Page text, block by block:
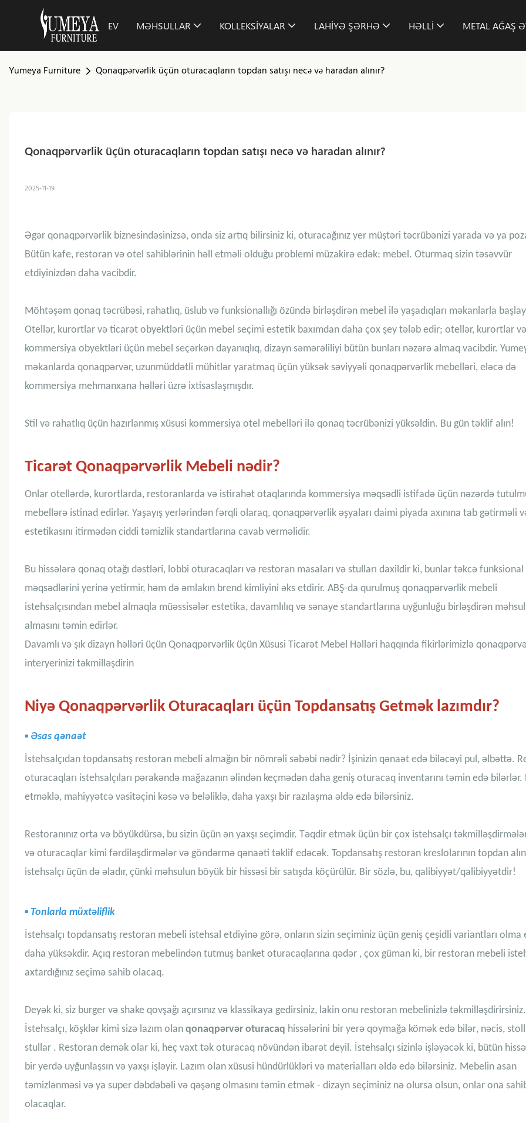
EV MƏHSULLAR KOLLEKSIYALAR LAHIYƏ ŞƏRHƏ HƏLLI METAL AĞAŞ
Yumeya Furniture Qonaqpərvərlik üçün oturacaqların topdan satışı necə və haradan alınır?
Qonaqpərvərlik üçün oturacaqların topdan satışı necə və haradan alınır?
2025-11-19
Əgər qonaqpərvərlik biznesindəsinizsə, onda siz artıq bilirsiniz ki, oturacağınız yer müştəri təcrübənizi yarada və ya
Bütün kafe, restoran və otel sahiblərinin həll etməli olduğu problemi müzakirə edək: mebel. Oturmaq sizin təsəvvür
etdiyinizdən daha vacibdir.
Möhtəşəm qonaq təcrübəsi, rahatlıq, üslub və funksionallığı özündə birləşdirən mebel ilə yaşadıqları məkanlarla
Otellər, kurortlar və ticarət obyektləri üçün mebel seçimi estetik baxımdan daha çox şey tələb edir; otellər, kurortlar və
kommersiya obyektləri üçün mebel seçərkən dayanıqlıq, dizayn səmərəliliyi bütün bunları nəzərə almaq vacibdir.
məkanlarda qonaqpərvər, uzunmüddətli mühitlər yaratmaq üçün yüksək səviyyəli qonaqpərvərlik mebelləri, eləcə də
kommersiya mehmanxana həlləri üzrə ixtisaslaşmışdır.
Stil və rahatlıq üçün hazırlanmış xüsusi kommersiya otel mebelləri ilə qonaq təcrübənizi yüksəldin. Bu gün təklif alın!
Ticarət Qonaqpərvərlik Mebeli nədir?
Onlar otellərdə, kurortlarda, restoranlarda və istirahət otaqlarında kommersiya məqsədli istifadə üçün nəzərdə
mebellərə istinad edirlər. Yaşayış yerlərindən fərqli olaraq, qonaqpərvərlik əşyaları daimi piyada axınına tab gətirməli
estetikasını itirmədən ciddi təmizlik standartlarına cavab verməlidir.
Bu hissələrə qonaq otağı dəstləri, lobbi oturacaqları və restoran masaları və stulları daxildir ki, bunlar təkcə funksional
məqsədlərini yerinə yetirmir, həm də əmlakın brend kimliyini əks etdirir. ABŞ-da qurulmuş qonaqpərvərlik mebeli
istehsalçısından mebel almaqla müəssisələr estetika, davamlılıq və sənaye standartlarına uyğunluğu birləşdirən
almasını təmin edirlər.
Davamlı və şık dizayn həlləri üçün Qonaqpərvərlik üçün Xüsusi Ticarət Mebel Həlləri haqqında fikirlərimizlə
interyerinizi təkmilləşdirin
Niyə Qonaqpərvərlik Oturacaqları üçün Topdansatış Getmək lazımdır?
▪ Əsas qənaət
İstehsalçıdan topdansatış restoran mebeli almağın bir nömrəli səbəbi nədir? İşinizin qənaət edə biləcəyi pul, əlbəttə.
oturacaqları istehsalçıları pərakəndə mağazanın əlindən keçmədən daha geniş oturacaq inventarını təmin edə bilərlər.
etməklə, mahiyyətcə vasitəçini kəsə və beləliklə, daha yaxşı bir razılaşma əldə edə bilərsiniz.
Restoranınız orta və böyükdürsə, bu sizin üçün ən yaxşı seçimdir. Təqdir etmək üçün bir çox istehsalçı
və oturacaqlar kimi fərdiləşdirmələr və göndərmə qənaəti təklif edəcək. Topdansatış restoran kreslolarının topdan
istehsalçı üçün də əladır, çünki məhsulun böyük bir hissəsi bir satışda köçürülür. Bir sözlə, bu, qalibiyyət/qalibiyyətdir!
▪ Tonlarla müxtəliflik
İstehsalçı topdansatış restoran mebeli istehsal etdiyinə görə, onların sizin seçiminiz üçün geniş çeşidli variantları olma
daha yüksəkdir. Açıq restoran mebelindən tutmuş banket oturacaqlarına qədər , çox güman ki, bir restoran mebeli
axtardığınız seçimə sahib olacaq.
Deyək ki, siz burger və shake qovşağı açırsınız və klassikaya gedirsiniz, lakin onu restoran mebelinizlə təkmilləşdirirsiniz.
İstehsalçı, köşklər kimi sizə lazım olan qonaqpərvər oturacaq hissələrini bir yerə qoymağa kömək edə bilər, nəcis,
stullar . Restoran demək olar ki, heç vaxt tək oturacaq növündən ibarət deyil. İstehsalçı sizinlə işləyəcək ki, bütün
bir yerdə uyğunlaşsın və yaxşı işləyir. Lazım olan xüsusi hündürlükləri və materialları əldə edə bilərsiniz. Mebelin asan
təmizlənməsi və ya super dəbdəbəli və qəşəng olmasını təmin etmək - dizayn seçiminiz nə olursa olsun, onlar ona
olacaqlar.